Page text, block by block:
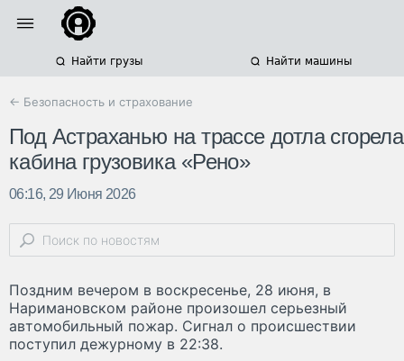
Найти грузы Найти машины
← Безопасность и страхование
Под Астраханью на трассе дотла сгорела
кабина грузовика «Рено»
06:16, 29 Июня 2026
Поздним вечером в воскресенье, 28 июня, в
Наримановском районе произошел серьезный
автомобильный пожар. Сигнал о происшествии
поступил дежурному в 22:38.